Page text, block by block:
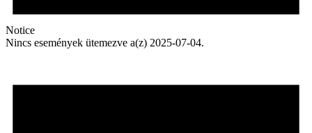
Notice
Nincs események ütemezve a(z) 2025-07-04.